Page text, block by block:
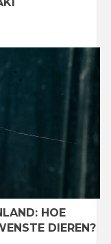
HOE
DIEREN?